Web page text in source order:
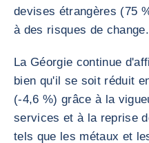
devises étrangères (75
à des risques de change.
La Géorgie continue
bien qu'il se soit réduit
(-4,6 %) grâce à la
services et à la reprise
tels que les métaux et